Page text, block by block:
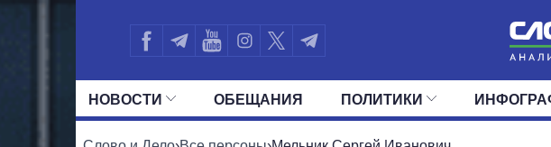
НОВОСТИ
ЛЕНТА
ОБЕЩАНИЯ ПОЛИТИКИ
ВСЕ ПОЛИТИКИ ПРЕЗИДЕНТ И ОФИС ВЕРХОВНАЯ РАДА